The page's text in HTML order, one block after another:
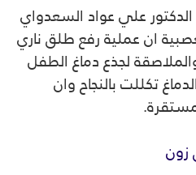
علي عواد السعدواي
ان عملية رفع طلق ناري
لجذع دماغ الطفل
تكللت بالنجاح وان